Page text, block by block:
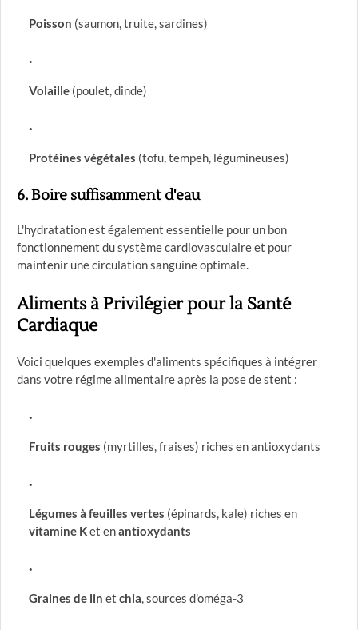
Poisson (saumon, truite, sardines)
Volaille (poulet, dinde)
Protéines végétales (tofu, tempeh, légumineuses)
6.Boire suffisamment d'eau
L'hydratation est également essentielle pour un bon
fonctionnement du système cardiovasculaire et pour
maintenir une circulation sanguine optimale.
Aliments à Privilégier pour la Santé
Cardiaque
Voici quelques exemples d'aliments spécifiques à intégrer
dans votre régime alimentaire après la pose de stent :
Fruits rouges (myrtilles, fraises) riches en antioxydants
Légumes à feuilles vertes (épinards, kale) riches en
vitamine Ket enantioxydants
Graines de lin et chia, sources d'oméga-3